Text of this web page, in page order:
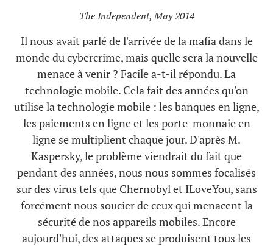
The Independent, May 2014
Il nous avait parlé de l'arrivée de la mafia dans le
monde du cybercrime, mais quelle sera la nouvelle
menace à venir ? Facile a-t-il répondu. La
technologie mobile. Cela fait des années qu'on
utilise la technologie mobile : les banques en ligne,
les paiements en ligne et les porte-monnaie en
ligne se multiplient chaque jour. D'après M.
Kaspersky, le problème viendrait du fait que
pendant des années, nous nous sommes focalisés
sur des virus tels que Chernobyl et ILoveYou, sans
forcément nous soucier de ceux qui menacent la
sécurité de nos appareils mobiles. Encore
aujourd'hui, des attaques se produisent tous les